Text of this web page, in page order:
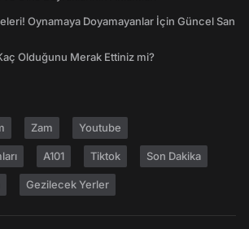
Oynamaya Doyamayanlar İçin Güncel San
Olduğunu Merak Ettiniz mi?
Zam Youtube
A101 Tiktok Son Dakika
Gezilecek Yerler